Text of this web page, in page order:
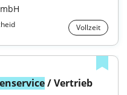
Vollzeit
/ Vertrieb